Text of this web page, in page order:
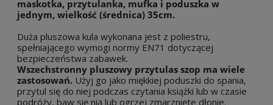
maskotka, przytulanka, mufka i poduszka w
jednym, wielkość (średnica) 35cm.
Duża pluszowa kula wykonana jest z poliestru,
spełniającego wymogi normy EN71 dotyczącej
bezpieczeństwa zabawek.
Wszechstronny pluszowy przytulas szop ma wiele
zastosowań. Użyj go jako miękkiej poduszki do spania,
przytul się do niej podczas czytania książki lub w czasie
podróży, baw się nią lub ogrzej zmarznięte dłonie.